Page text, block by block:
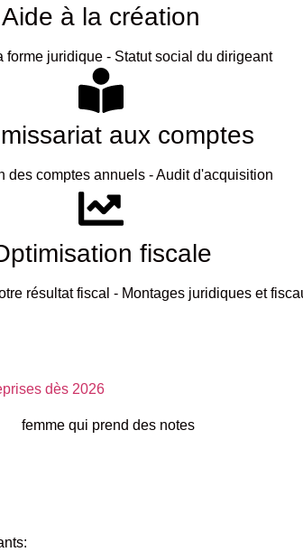
Aide à la création
forme juridique - Statut social du dirigeant
aux comptes
des comptes annuels - Audit d'acquisition
fiscale
résultat fiscal - Montages juridiques et
dès 2026